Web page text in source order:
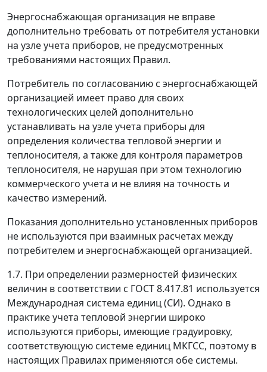
Энергоснабжающая организация не вправе
дополнительно требовать от потребителя установки
на узле учета приборов, не предусмотренных
требованиями настоящих Правил.
Потребитель по согласованию с энергоснабжающей
организацией имеет право для своих
технологических целей дополнительно
устанавливать на узле учета приборы для
определения количества тепловой энергии и
теплоносителя, а также для контроля параметров
теплоносителя, не нарушая при этом технологию
коммерческого учета и не влияя на точность и
качество измерений.
Показания дополнительно установленных приборов
не используются при взаимных расчетах между
потребителем и энергоснабжающей организацией.
1.7. При определении размерностей физических
величин в соответствии с ГОСТ 8.417.81 используется
Международная система единиц (СИ). Однако в
практике учета тепловой энергии широко
используются приборы, имеющие градуировку,
соответствующую системе единиц МКГСС, поэтому в
настоящих Правилах применяются обе системы.